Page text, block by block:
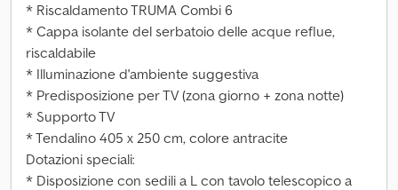
* Riscaldamento TRUMA Combi 6
* Cappa isolante del serbatoio delle acque reflue,
riscaldabile
* Illuminazione d'ambiente suggestiva
* Predisposizione per TV (zona giorno + zona notte)
* Supporto TV
* Tendalino 405 x 250 cm, colore antracite
Dotazioni speciali:
* Disposizione con sedili a L con tavolo telescopico a